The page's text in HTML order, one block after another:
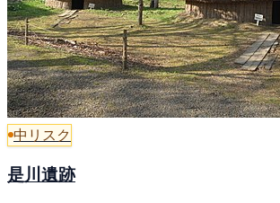
中リスク
是川遺跡